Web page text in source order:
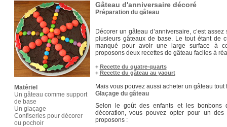
Matériel
Un gâteau comme support
de base
Un glaçage
Confiseries pour décorer
ou pochoir
Gâteau d'anniversaire décoré
Préparation du gâteau
Décorer un gâteau d’anniversaire, c’est
plusieurs gâteaux de base. Le tout étant de
manqué pour avoir une large surface à
proposons deux recettes de gâteau faciles à
+ Recette du quatre-quarts
+ Recette du gâteau au yaourt
Mais vous pouvez aussi acheter un gâteau tout
Glaçage du gâteau
Selon le goût des enfants et les bonbons
décoration, vous pouvez opter pour un
proposons :